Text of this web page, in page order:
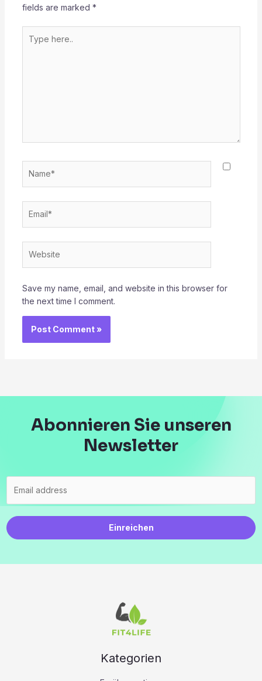
fields are marked *
here..
Save my name, email, and website in this browser for
the next time I comment.
Abonnieren Sie unseren
Newsletter
Einreichen
Kategorien